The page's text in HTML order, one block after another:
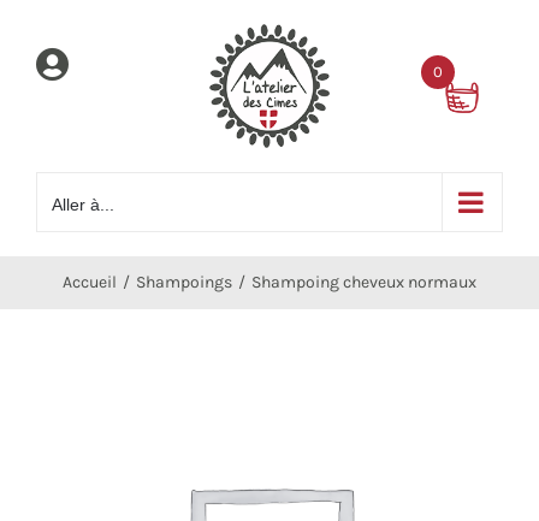
contenu
Aller à...
Accueil Shampoings Shampoing cheveux normaux
0